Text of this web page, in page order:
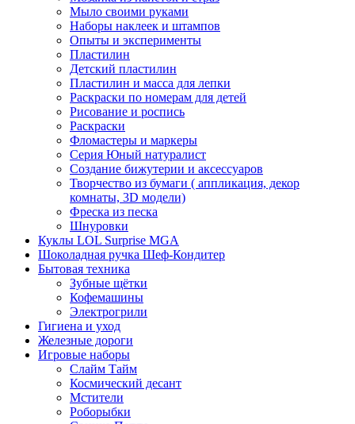
Мыло своими руками
Наборы наклеек и штампов
Опыты и эксперименты
Пластилин
Детский пластилин
Пластилин и масса для лепки
Раскраски по номерам для детей
Рисование и роспись
Раскраски
Фломастеры и маркеры
Серия Юный натуралист
Создание бижутерии и аксессуаров
Творчество из бумаги ( аппликация, декор
комнаты, 3D модели)
Фреска из песка
Шнуровки
Куклы LOL Surprise MGA
Шоколадная ручка Шеф-Кондитер
Бытовая техника
Зубные щётки
Кофемашины
Электрогрили
Гигиена и уход
Железные дороги
Игровые наборы
Слайм Тайм
Космический десант
Мстители
Роборыбки